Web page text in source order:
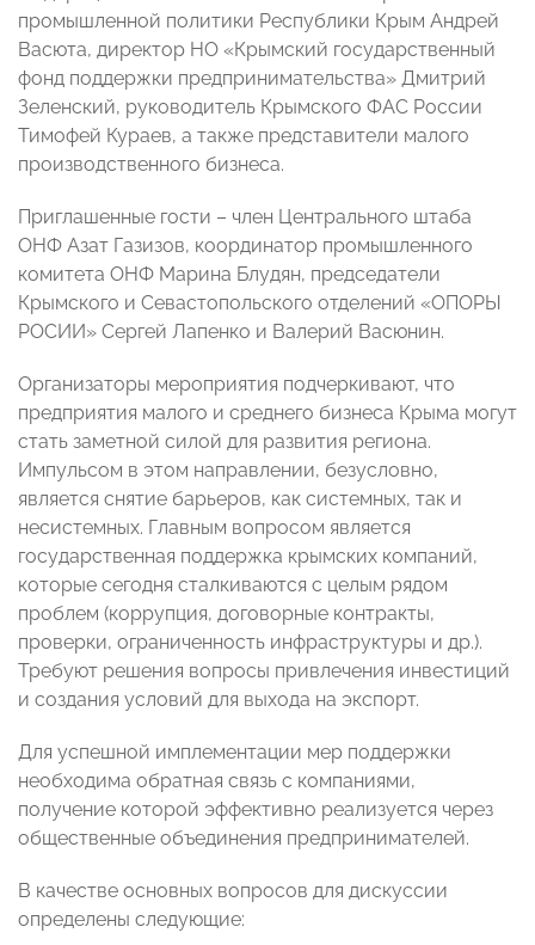
промышленной политики Республики Крым Андрей
Васюта, директор НО «Крымский государственный
фонд поддержки предпринимательства» Дмитрий
Зеленский, руководитель Крымского ФАС России
Тимофей Кураев, а также представители малого
производственного бизнеса.
Приглашенные гости – член Центрального штаба
ОНФ Азат Газизов, координатор промышленного
комитета ОНФ Марина Блудян, председатели
Крымского и Севастопольского отделений «ОПОРЫ
РОСИИ» Сергей Лапенко и Валерий Васюнин.
Организаторы мероприятия подчеркивают, что
предприятия малого и среднего бизнеса Крыма могут
стать заметной силой для развития региона.
Импульсом в этом направлении, безусловно,
является снятие барьеров, как системных, так и
несистемных. Главным вопросом является
государственная поддержка крымских компаний,
которые сегодня сталкиваются с целым рядом
проблем (коррупция, договорные контракты,
проверки, ограниченность инфраструктуры и др.).
Требуют решения вопросы привлечения инвестиций
и создания условий для выхода на экспорт.
Для успешной имплементации мер поддержки
необходима обратная связь с компаниями,
получение которой эффективно реализуется через
общественные объединения предпринимателей.
В качестве основных вопросов для дискуссии
определены следующие: